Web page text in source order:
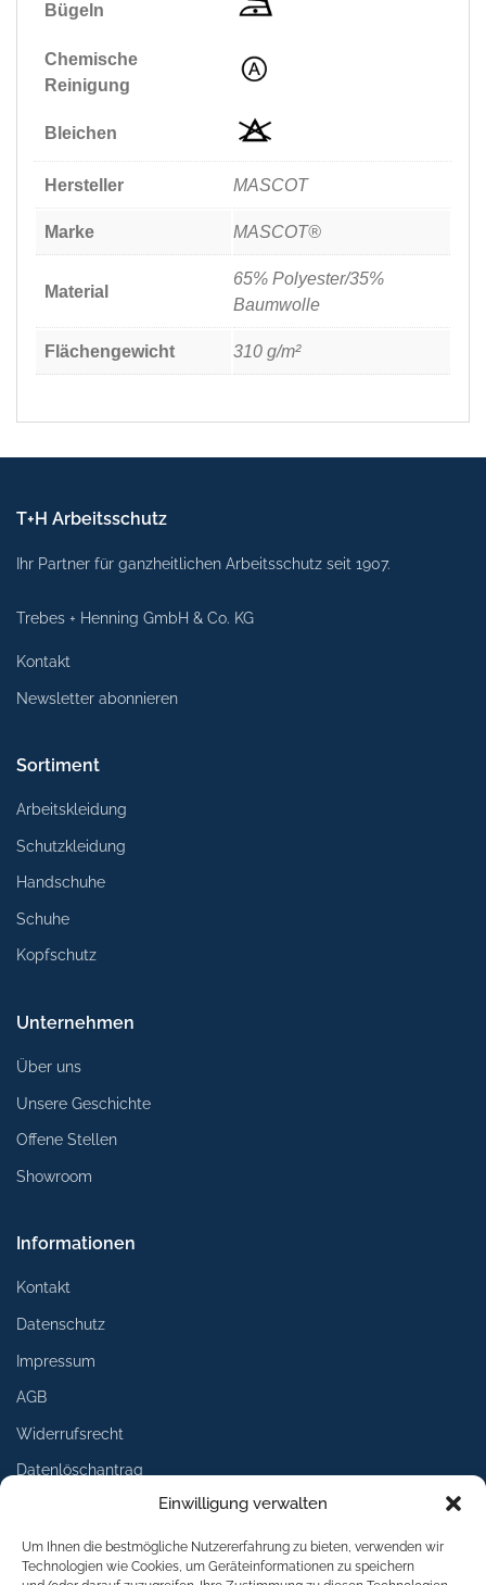
Einwilligung verwalten
Um Ihnen die bestmögliche Nutzererfahrung zu bieten, verwenden wir
Technologien wie Cookies, um Geräteinformationen zu speichern
Bügeln
Chemische
Reinigung
Bleichen
Hersteller MASCOT
Marke MASCOT®
Material
65% Polyester/35%
Baumwolle
Flächengewicht 310 g/m²
T+H Arbeitsschutz
Ihr Partner für ganzheitlichen Arbeitsschutz seit 1907.
Trebes + Henning GmbH & Co. KG
Kontakt
Newsletter abonnieren
Sortiment
Arbeitskleidung
Schutzkleidung
Handschuhe
Schuhe
Kopfschutz
Unternehmen
Über uns
Unsere Geschichte
Offene Stellen
Showroom
Informationen
Kontakt
Datenschutz
Impressum
AGB
Widerrufsrecht
Datenlöschantrag
Services
Lieferung